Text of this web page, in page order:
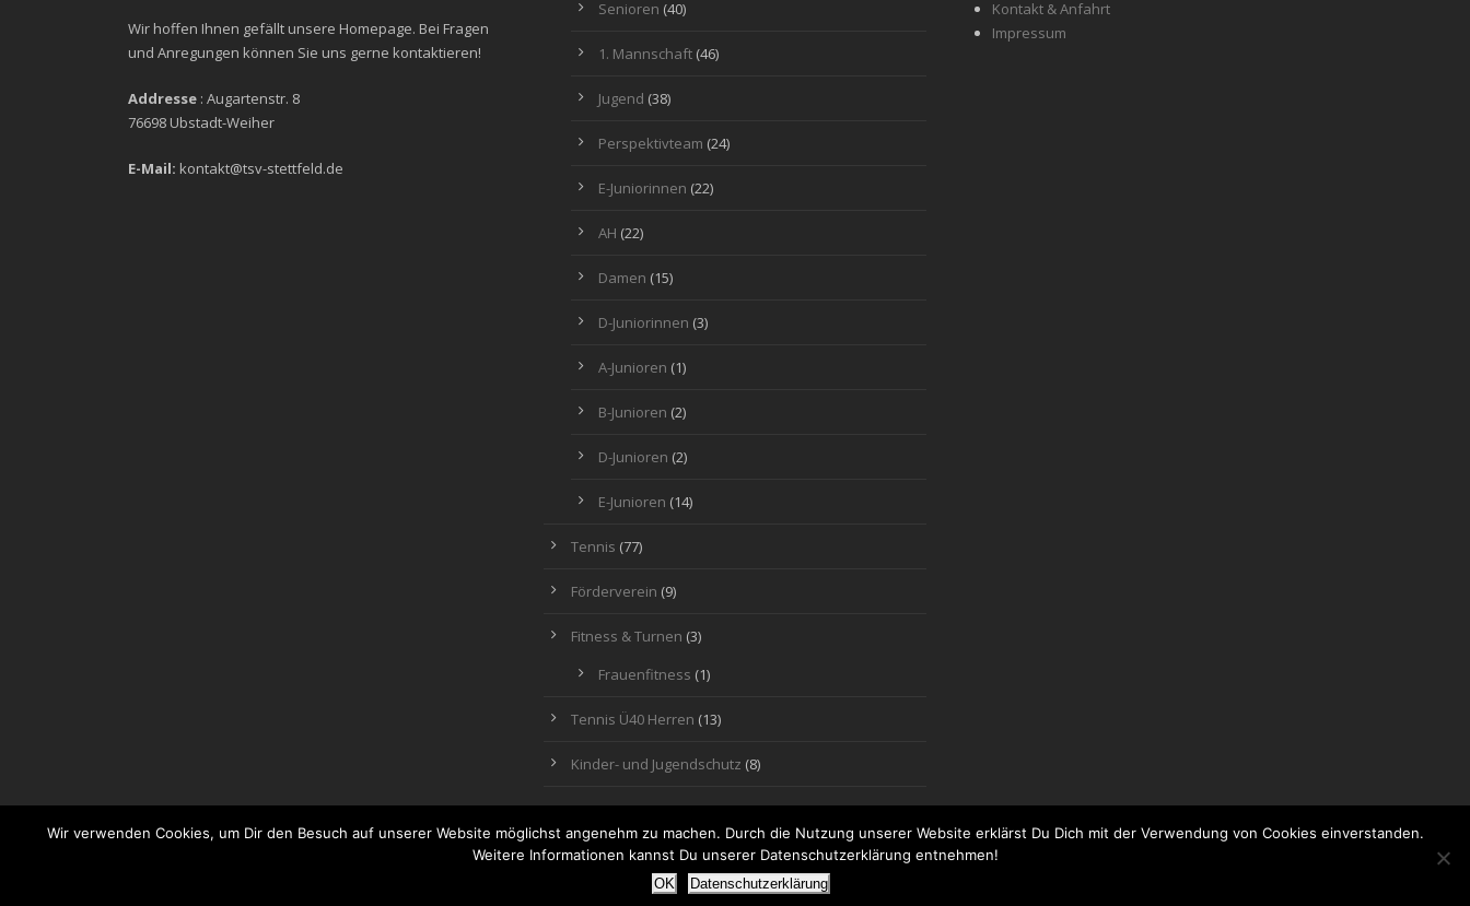
Wir hoffen Ihnen gefällt unsere Homepage. Bei Fragen
und Anregungen können Sie uns gerne kontaktieren!
Addresse : Augartenstr. 8
76698 Ubstadt-Weiher
E-Mail: kontakt@tsv-stettfeld.de
Senioren (40)
1. Mannschaft(46)
Jugend (38)
Perspektivteam (24)
E-Juniorinnen (22)
AH (22)
Damen (15)
D-Juniorinnen (3)
A-Junioren (1)
B-Junioren (2)
D-Junioren (2)
E-Junioren (14)
Tennis (77)
Förderverein (9)
Fitness & Turnen (3)
Frauenfitness (1)
Tennis Ü40 Herren (13)
Kinder- und Jugendschutz (8)
Kontakt & Anfahrt
Impressum
Wir verwenden Cookies, um Dir den Besuch auf unserer Website möglichst angenehm zu machen. Durch die Nutzung unserer Website erklärst Du Dich mit der Verwendung von Cookies einverstanden.
Weitere Informationen kannst Du unserer Datenschutzerklärung entnehmen!
OK Datenschutzerklärung